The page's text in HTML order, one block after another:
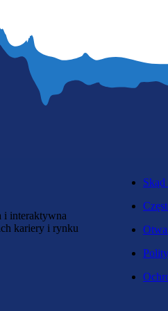
i interaktywna
kariery i rynku